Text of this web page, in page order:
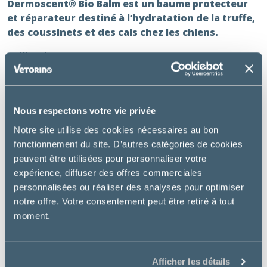
Nous respectons votre vie privée
Notre site utilise des cookies nécessaires au bon
fonctionnement du site. D’autres catégories de cookies
peuvent être utilisées pour personnaliser votre
expérience, diffuser des offres commerciales
personnalisées ou réaliser des analyses pour optimiser
notre offre. Votre consentement peut être retiré à tout
moment.
Afficher les détails
Dermoscent® Bio Balm est un baume protecteur
et réparateur destiné à l’hydratation de la truffe,
des coussinets et des cals chez les chiens.
Utilisation :
Nourrit et protège les coussinets et la truffe.
appelés callosités) en particulier les cals d’appui au
Mode d’emploi :
Appliquer sur les zones sèches, particulièrement la
truffe, les coudes, les coussinets.
Avantages :
Le formule nourrissante de Dermoscent® BIO BALM®